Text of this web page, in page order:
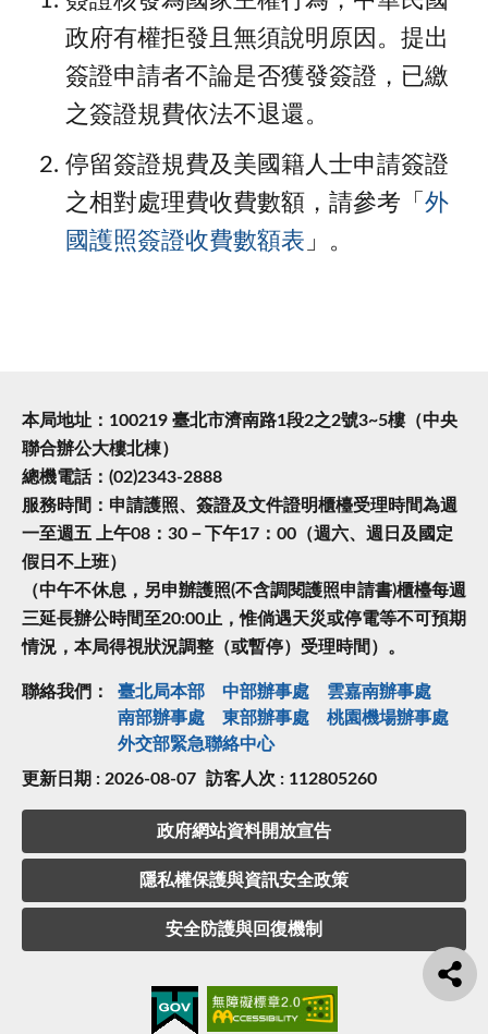
政府有權拒發且無須說明原因。提出
簽證申請者不論是否獲發簽證，已繳
之簽證規費依法不退還。
停留簽證規費及美國籍人士申請簽證
之相對處理費收費數額，請參考「 外
國護照簽證收費數額表 」。
本局地址：100219 臺北市濟南路1段2之2號3~5樓（中央
聯合辦公大樓北棟）
總機電話：(02)2343-2888
服務時間：申請護照、簽證及文件證明櫃檯受理時間為週
一至週五 上午08：30－下午17：00（週六、週日及國定
假日不上班）
（中午不休息，另申辦護照(不含調閱護照申請書)櫃檯每週
三延長辦公時間至20:00止，惟倘遇天災或停電等不可預期
情況，本局得視狀況調整（或暫停）受理時間）。
聯絡我們： 臺北局本部 中部辦事處
雲嘉南辦事處
南部辦事處
東部辦事處
桃園機場辦事處
外交部緊急聯絡中⼼
更新日期 : 2026-08-07 訪客人次 : 112805260
政府網站資料開放宣告
隱私權保護與資訊安全政策
安全防護與回復機制